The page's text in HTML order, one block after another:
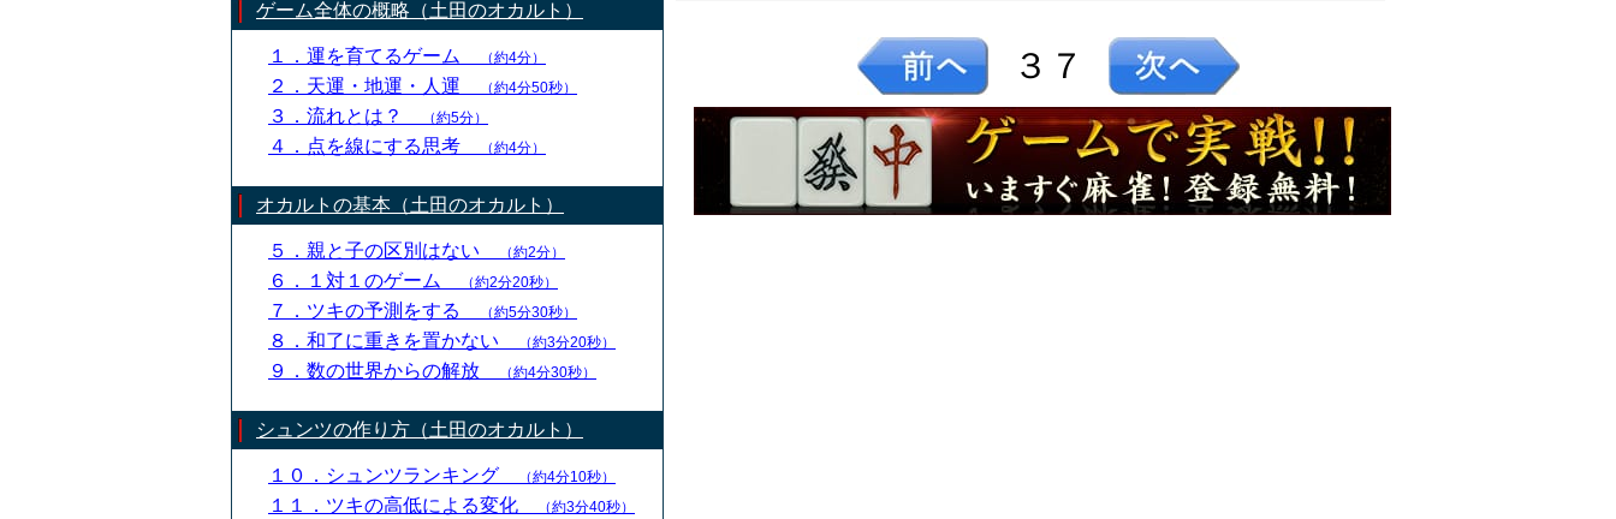
ゲーム全体の概略（土田のオカルト）
１．運を育てるゲーム （約4分）
２．天運・地運・人運 （約4分50秒）
３．流れとは？ （約5分）
４．点を線にする思考 （約4分）
オカルトの基本（土田のオカルト）
５．親と子の区別はない （約2分）
６．１対１のゲーム （約2分20秒）
７．ツキの予測をする （約5分30秒）
８．和了に重きを置かない （約3分20秒）
９．数の世界からの解放 （約4分30秒）
シュンツの作り方（土田のオカルト）
１０．シュンツランキング （約4分10秒）
１１．ツキの高低による変化 （約3分40秒）
３７